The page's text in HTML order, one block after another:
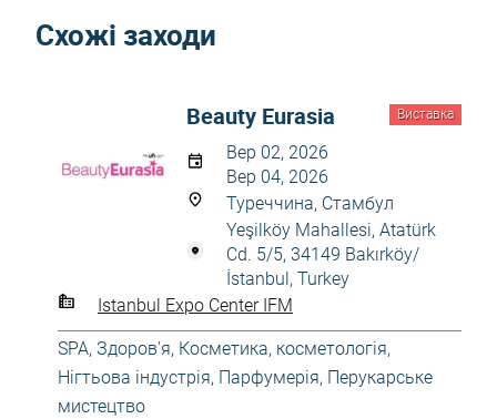
Схожі заходи
Виставка
Beauty Eurasia
Вер 02, 2026
Вер 04, 2026
Туреччина, Стамбул
Yeşilköy Mahallesi, Atatürk
Cd. 5/5, 34149 Bakırköy/
İstanbul, Turkey
Istanbul Expo Center IFM
SPA, Здоров'я, Косметика, косметологія,
Нігтьова індустрія, Парфумерія, Перукарське
мистецтво